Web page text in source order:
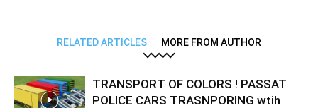
RELATED ARTICLES MORE FROM AUTHOR
TRANSPORT OF COLORS ! PASSAT
POLICE CARS TRASNPORING wtih